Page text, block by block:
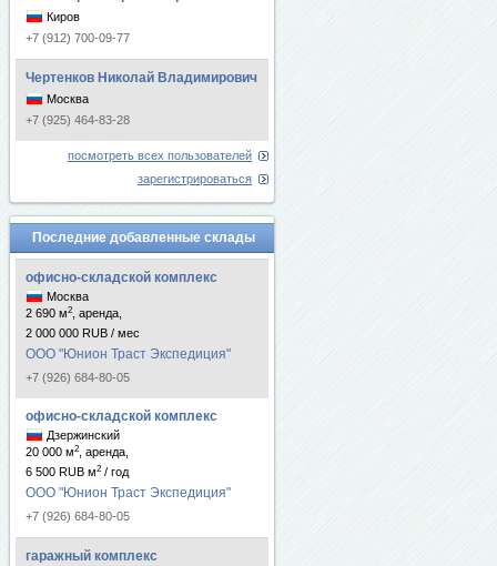
Киров
+7 (912) 700-09-77
Чертенков Николай Владимирович
Москва
+7 (925) 464-83-28
посмотреть всех пользователей
зарегистрироваться
Последние добавленные склады
офисно-складской комплекс
Москва
2 690 м2
, аренда,
2 000 000 RUB / мес
ООО "Юнион Траст Экспедиция"
+7 (926) 684-80-05
офисно-складской комплекс
Дзержинский
20 000 м2
, аренда,
6 500 RUB м2 / год
ООО "Юнион Траст Экспедиция"
+7 (926) 684-80-05
гаражный комплекс